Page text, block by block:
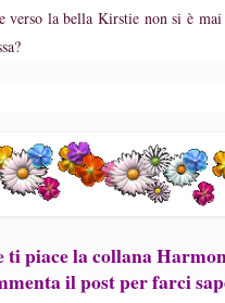
verso la bella Kirstie non si è
ti piace la collana
il post per farci